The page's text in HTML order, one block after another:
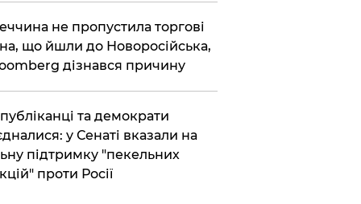
не пропустила торгові
що йшли до Новоросійська,
дізнався причину
та демократи
у Сенаті вказали на
підтримку "пекельних
проти Росії